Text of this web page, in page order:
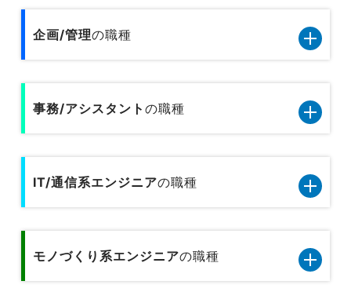
営業11職種のデータです
小売／外食の営業
旅行関連の営業
不動産営業／建設営業
専門商社の営業
企画/管理の職種
企画管理13職種のデータです
内部監査
人事
経営企画／事業企画
事務/アシスタント の職種
事務/アシスタント9職種のデータです
一般事務
秘書／受付
IT/通信系エンジニアの職種
IT/通信系エンジニア8職種のデータです
テクニカルサポート／ヘルプデスク
モノづくり系エンジニアの職種